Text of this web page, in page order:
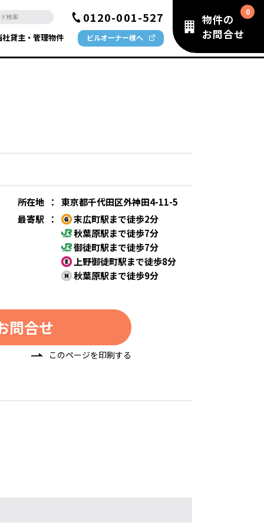
0120-001-527
社貸主・管理物件 ビルオーナー様へ
物件の
お問合せ
所在地 ：
東京都千代田区外神田4-11-5
最寄駅
：
末広町駅まで徒歩2分
秋葉原駅まで徒歩7分
御徒町駅まで徒歩7分
上野御徒町駅まで徒歩8分
秋葉原駅まで徒歩9分
問合せ
このページを印刷する